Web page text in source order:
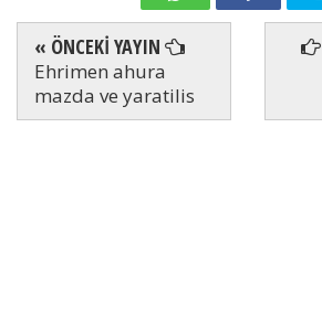
« ÖNCEKİ YAYIN
Ehrimen ahura
mazda ve yaratilis